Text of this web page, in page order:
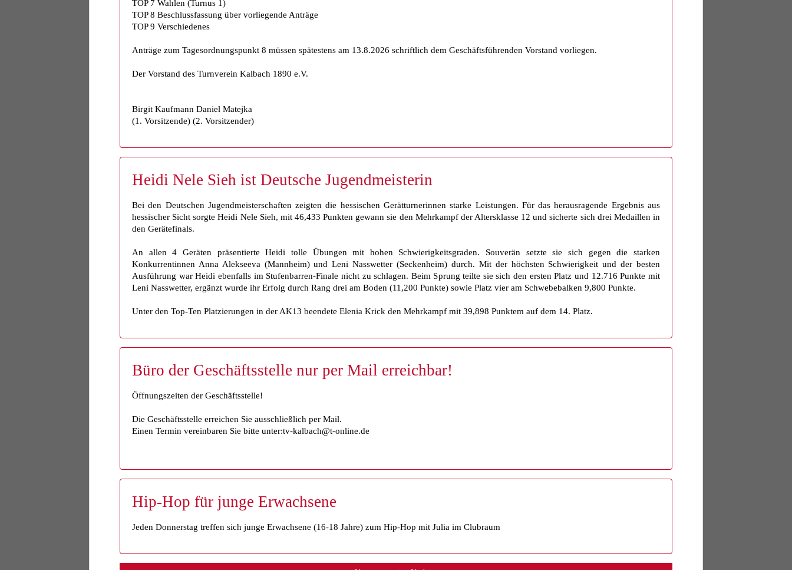
TOP 7 Wahlen (Turnus 1)
TOP 8 Beschlussfassung über vorliegende Anträge
TOP 9 Verschiedenes
Anträge zum Tagesordnungspunkt 8 müssen spätestens am 13.8.2026 schriftlich dem Geschäftsführenden Vorstand vorliegen.
Der Vorstand des Turnverein Kalbach 1890 e.V.
Birgit Kaufmann Daniel Matejka
(1. Vorsitzende) (2. Vorsitzender)
Heidi Nele Sieh ist Deutsche Jugendmeisterin
Bei den Deutschen Jugendmeisterschaften zeigten die hessischen Gerätturnerinnen starke Leistungen. Für das herausragende Ergebnis aus
hessischer Sicht sorgte Heidi Nele Sieh, mit 46,433 Punkten gewann sie den Mehrkampf der Altersklasse 12 und sicherte sich drei Medaillen in
den Gerätefinals.
An allen 4 Geräten präsentierte Heidi tolle Übungen mit hohen Schwierigkeitsgraden. Souverän setzte sie sich gegen die starken
Konkurrentinnen Anna Alekseeva (Mannheim) und Leni Nasswetter (Seckenheim) durch. Mit der höchsten Schwierigkeit und der besten
Ausführung war Heidi ebenfalls im Stufenbarren-Finale nicht zu schlagen. Beim Sprung teilte sie sich den ersten Platz und 12.716 Punkte mit
Leni Nasswetter, ergänzt wurde ihr Erfolg durch Rang drei am Boden (11,200 Punkte) sowie Platz vier am Schwebebalken 9,800 Punkte.
Unter den Top-Ten Platzierungen in der AK13 beendete Elenia Krick den Mehrkampf mit 39,898 Punktem auf dem 14. Platz.
Büro der Geschäftsstelle nur per Mail erreichbar!
Öffnungszeiten der Geschäftsstelle!
Die Geschäftsstelle erreichen Sie ausschließlich per Mail.
Einen Termin vereinbaren Sie bitte unter:tv-kalbach@t-online.de
Hip-Hop für junge Erwachsene
Jeden Donnerstag treffen sich junge Erwachsene (16-18 Jahre) zum Hip-Hop mit Julia im Clubraum